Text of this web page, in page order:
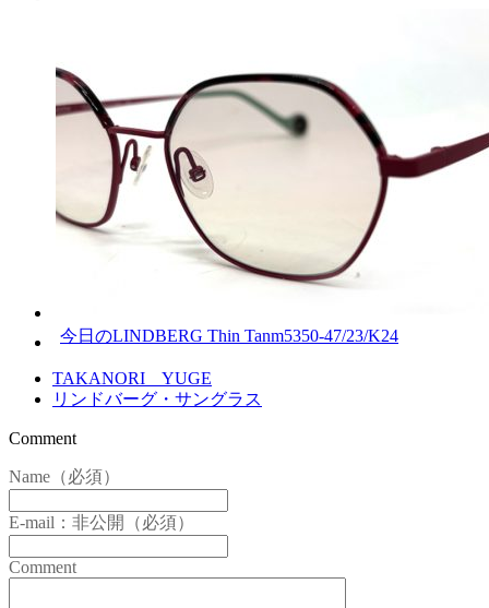
今日のLINDBERG Thin Tanm5350-47/23/K24
TAKANORI YUGE
リンドバーグ・サングラス
Comment
Name（必須）
E-mail：非公開（必須）
Comment